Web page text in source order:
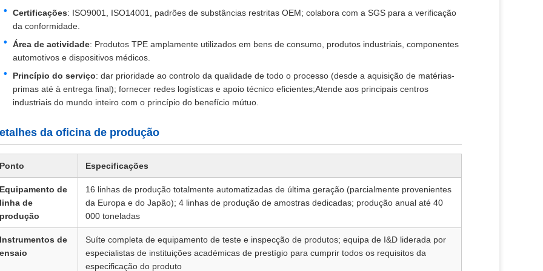
Certificações: ISO9001, ISO14001, padrões de substâncias restritas OEM; colabora com a SGS para a verificação
da conformidade.
Área de actividade: Produtos TPE amplamente utilizados em bens de consumo, produtos industriais, componentes
automotivos e dispositivos médicos.
Princípio do serviço: dar prioridade ao controlo da qualidade de todo o processo (desde a aquisição de matérias-
primas até à entrega final); fornecer redes logísticas e apoio técnico eficientes;Atende aos principais centros
industriais do mundo inteiro com o princípio do benefício mútuo.
da oficina de produção
Ponto Especificações
Equipamento de
linha de
produção
16 linhas de produção totalmente automatizadas de última geração (parcialmente provenientes
da Europa e do Japão); 4 linhas de produção de amostras dedicadas; produção anual até 40
000 toneladas
Instrumentos de
ensaio
Suíte completa de equipamento de teste e inspecção de produtos; equipa de I&D liderada por
especialistas de instituições académicas de prestígio para cumprir todos os requisitos da
especificação do produto